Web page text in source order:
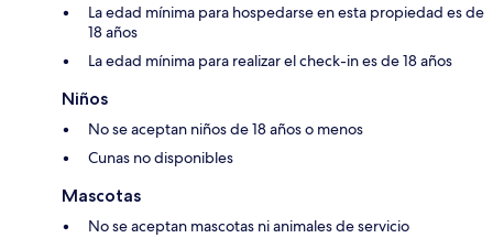
La edad mínima para hospedarse en esta propiedad es de
18 años
La edad mínima para realizar el check-in es de 18 años
Niños
No se aceptan niños de 18 años o menos
Cunas no disponibles
Mascotas
No se aceptan mascotas ni animales de servicio